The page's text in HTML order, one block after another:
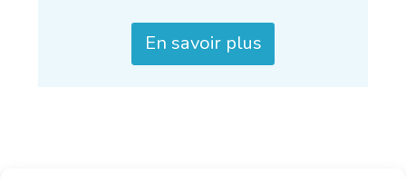
En savoir plus